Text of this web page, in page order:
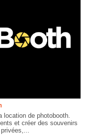
location de photobooth.
et créer des souvenirs